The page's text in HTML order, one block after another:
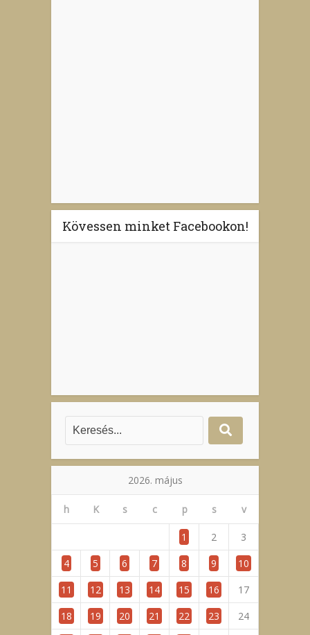
Kövessen minket Facebookon!
2026. május
h K s c p s v
1 2
3
4
5 6 7 8 9
10
11
12 13 14 15 16
17
18
19 20 21 22 23
24